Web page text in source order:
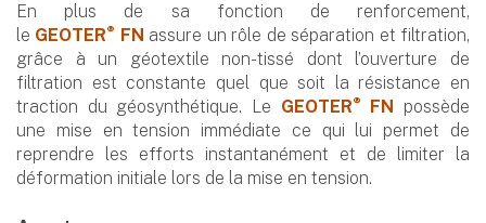
En plus de sa fonction de renforcement,
le GEOTER® FN assure un rôle de séparation et filtration,
grâce à un géotextile non-tissé dont l’ouverture de
filtration est constante quel que soit la résistance en
traction du géosynthétique. Le GEOTER® FN possède
une mise en tension immédiate ce qui lui permet de
reprendre les efforts instantanément et de limiter la
déformation initiale lors de la mise en tension.